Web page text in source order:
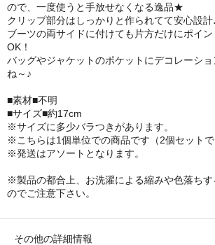
ので、一度使うと手放せなくなる逸品★
クリップ部分はしっかりと作られてて安心設計
ブーツの両サイドに付けても片方だけにポイ
OK！
バッグやジャケットのポケットにデコレーシ
ね～♪
■素材■不明
■サイズ■約17cm
※サイズに多少バラつきがあります。
※こちらは1個単位での商品です（2個セットで
※発送はアソートとなります。
※製品の都合上、お洗濯による縮みや色落ち
のでご注意下さい。
その他の詳細情報